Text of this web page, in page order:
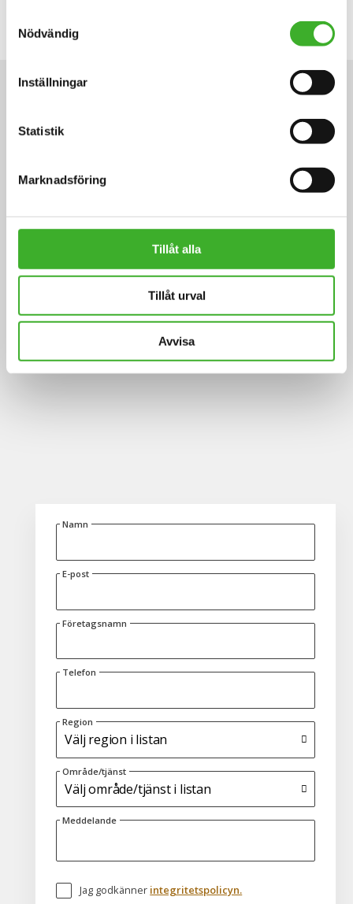
Nödvändig
Inställningar
Statistik
Marknadsföring
Tillåt alla
Tillåt urval
Avvisa
Är ni i behov av rådgivning eller
Vi ser fram emot att höra från er!
Namn
E-post
Företagsnamn
Telefon
Region
Område/tjänst
Meddelande
Jag godkänner integritetspolicyn.